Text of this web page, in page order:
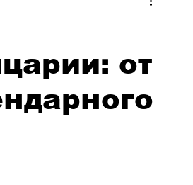
Стильный четверг
от